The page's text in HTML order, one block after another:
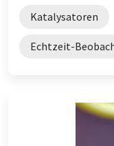
Katalysatoren
Echtzeit-